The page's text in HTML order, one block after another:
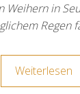
Weihern in
Regen
Weiterlesen